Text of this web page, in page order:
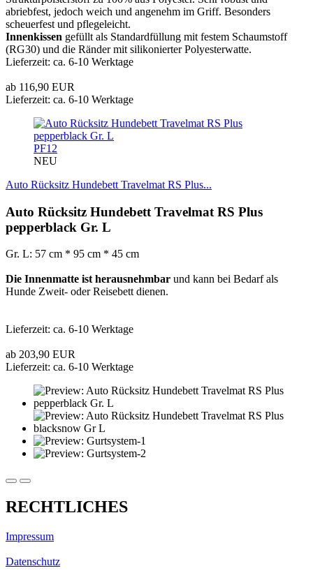
abriebfest, jedoch weich und angenehm im Griff. Besonders
scheuerfest und pflegeleicht.
Innenkissen gefüllt als Standardfüllung mit festem Schaumstoff
(RG30) und die Ränder mit silikonierter Polyesterwatte.
Lieferzeit: ca. 6-10 Werktage
ab 116,90 EUR
Lieferzeit: ca. 6-10 Werktage
PF12
NEU
Auto Rücksitz Hundebett Travelmat RS Plus...
Auto Rücksitz Hundebett Travelmat RS Plus
pepperblack Gr. L
Gr. L: 57 cm * 95 cm * 45 cm
Die Innenmatte ist herausnehmbar und kann bei Bedarf als
Hunde Zweit- oder Reisebett dienen.
Lieferzeit: ca. 6-10 Werktage
ab 203,90 EUR
Lieferzeit: ca. 6-10 Werktage
RECHTLICHES
Impressum
Datenschutz